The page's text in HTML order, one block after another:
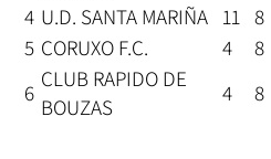
4 U.D. SANTA MARIÑA 11 8
5 CORUXO F.C. 4 8
6
CLUB RAPIDO DE
BOUZAS
4 8